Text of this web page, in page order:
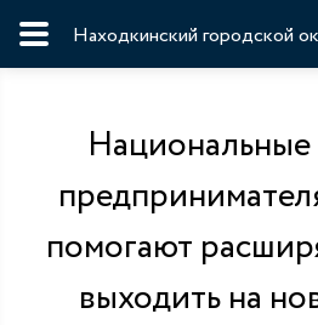
Находкинский городской
помогают
выходить на